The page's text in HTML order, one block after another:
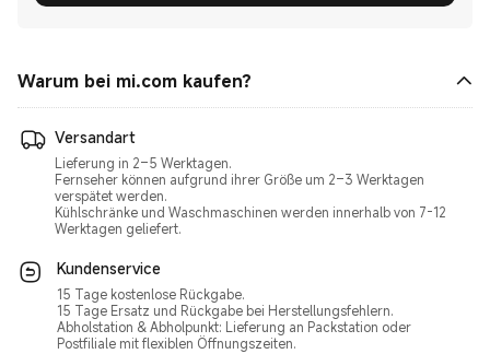
Warum bei mi.com kaufen?
Versandart
Lieferung in 2–5 Werktagen.
Fernseher können aufgrund ihrer Größe um 2–3 Werktagen
verspätet werden.
Kühlschränke und Waschmaschinen werden innerhalb von 7-12
Werktagen geliefert.
Kundenservice
15 Tage kostenlose Rückgabe.
15 Tage Ersatz und Rückgabe bei Herstellungsfehlern.
Abholstation & Abholpunkt: Lieferung an Packstation oder
Postfiliale mit flexiblen Öffnungszeiten.